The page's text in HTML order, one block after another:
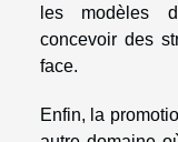
les modèles
concevoir des
face.
Enfin, la